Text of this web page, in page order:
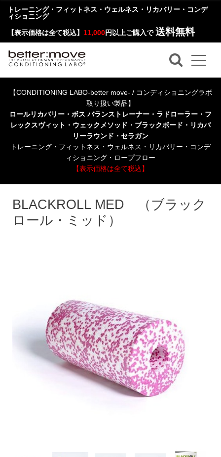
トレーニング・フィットネス・ウェルネス・リカバリー・コンデ
ィショニング
【表示価格は全て税込】 11,000円以上ご購入で 送料無料
【CONDITIONING LABO-better move- / コンディショニングラボ
取り扱い製品】
ロールリカバリー・ボス バランストレーナー・ラドローラー・フ
レックスヴィット・ウェックメソッド・ブラックボード・リカバ
リーラウンド・セラガン
トレーニング・フィットネス・ウェルネス・リカバリー・コンデ
ィショニング・ロープフロー
【表示価格は全て税込】
BLACKROLL MED （ブラック
ロール・ミッド）